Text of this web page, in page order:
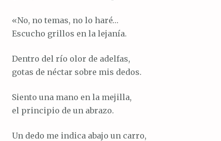
«No, no temas, no lo haré…
Escucho grillos en la lejanía.
Dentro del río olor de adelfas,
gotas de néctar sobre mis dedos.
Siento una mano en la mejilla,
el principio de un abrazo.
Un dedo me indica abajo un carro,